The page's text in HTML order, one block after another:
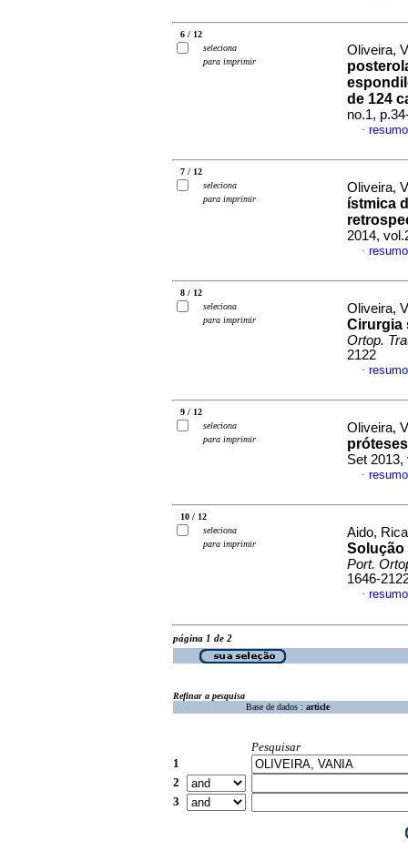
6 / 12
seleciona
para imprimir
Oliveira,
de 124
no.1,
·
7 / 12
seleciona
para imprimir
Oliveira,
ístmica
2014,
·
8 / 12
seleciona
para imprimir
Oliveira,
Cirurgia
Ortop.
2122
·
9 / 12
seleciona
para imprimir
Oliveira,
Set 2013,
·
10 / 12
seleciona
para imprimir
Aido,
Solução
Port.
1646-
·
página 1 de 2
Refinar a pesquisa
Base de dados : article
Pesquisar
1
2
3